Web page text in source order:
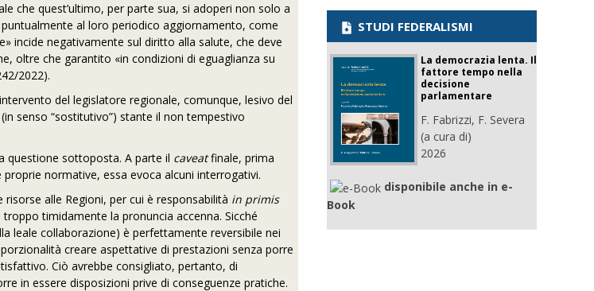
che quest’ultimo, per parte sua, si adoperi non solo a
al loro periodico aggiornamento, come
incide negativamente sul diritto alla salute, che deve
oltre che garantito «in condizioni di eguaglianza su
2022).
del legislatore regionale, comunque, lesivo del
senso “sostitutivo”) stante il non tempestivo
questione sottoposta. A parte il caveatfinale, prima
normative, essa evoca alcuni interrogativi.
alle Regioni, per cui è responsabilità in primis
timidamente la pronuncia accenna. Sicché
leale collaborazione) è perfettamente reversibile nei
creare aspettative di prestazioni senza porre
Ciò avrebbe consigliato, pertanto, di
in essere disposizioni prive di conseguenze pratiche.
STUDI FEDERALISMI
La democrazia lenta. Il
fattore tempo nella
decisione
parlamentare
F. Fabrizzi, F. Severa
(a cura di)
2026
disponibile anche in e-
Book